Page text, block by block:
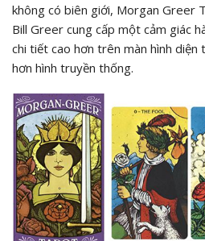
không có biên giới, Morgan Greer
Bill Greer cung cấp một cảm giác
chi tiết cao hơn trên màn hình diện
hơn hình truyền thống.